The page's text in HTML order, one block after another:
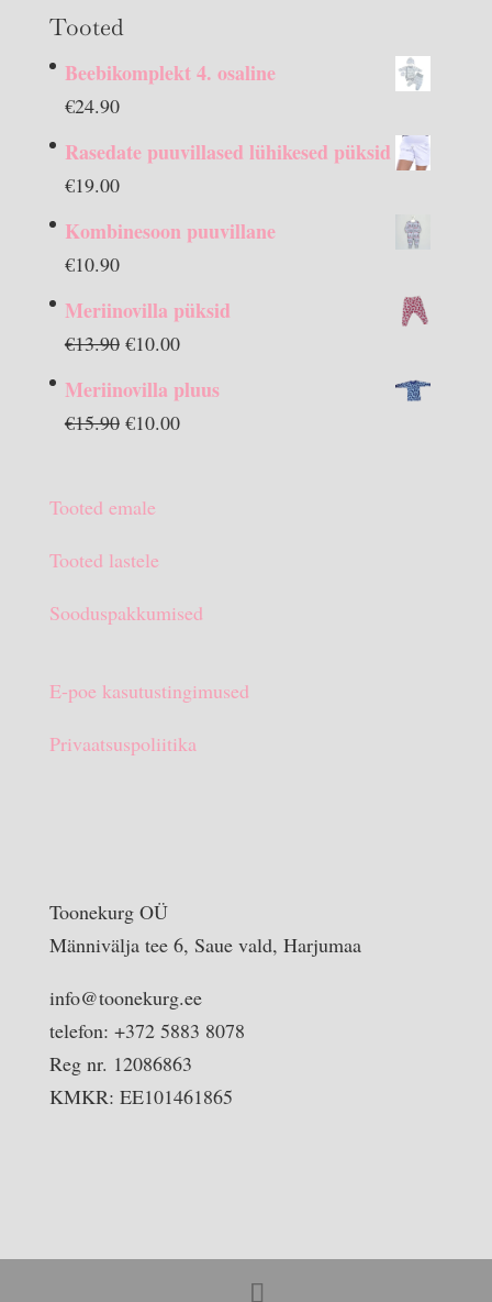
Tooted
Beebikomplekt 4. osaline
€24.90
Rasedate puuvillased lühikesed püksid
€19.00
Kombinesoon puuvillane
€10.90
Meriinovilla püksid
€13.90 Algne
€10.00Praegune
on:
Meriinovilla pluus
€15.90 Algne
€15.90.
€10.00Praegune
Tooted emale
Tooted lastele
Sooduspakkumised
E-poe kasutustingimused
Privaatsuspoliitika
Toonekurg OÜ
Männivälja tee 6, Saue vald, Harjumaa
info@toonekurg.ee
telefon: +372 5883 8078
Reg nr. 12086863
KMKR: EE101461865